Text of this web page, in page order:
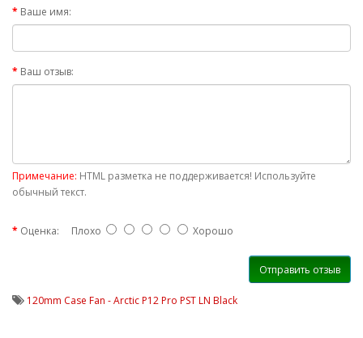
Ваше имя:
Ваш отзыв:
Примечание: HTML разметка не поддерживается! Используйте
обычный текст.
Оценка: Плохо Хорошо
Отправить отзыв
120mm Case Fan - Arctic P12 Pro PST LN Black